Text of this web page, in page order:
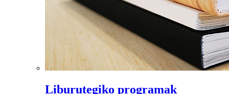
Liburutegiko programak